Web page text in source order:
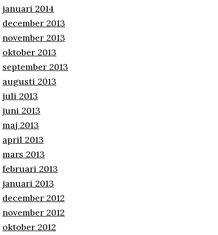
januari 2014
december 2013
november 2013
oktober 2013
september 2013
augusti 2013
juli 2013
juni 2013
maj 2013
april 2013
mars 2013
februari 2013
januari 2013
december 2012
november 2012
oktober 2012